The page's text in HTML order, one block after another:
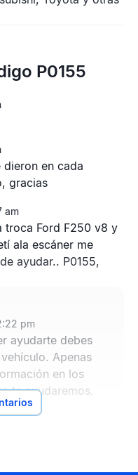
P0155
en cada
gracias
am
troca Ford F250 v8 y
ala escáner me
ayudar.. P0155,
pm
ayudarte debes
Apenas
en los
te ayudaremos.